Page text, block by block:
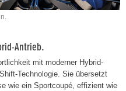
Antrieb.
mit moderner Hybrid-
Technologie. Sie übersetzt
wie ein Sportcoupé, effizient wie